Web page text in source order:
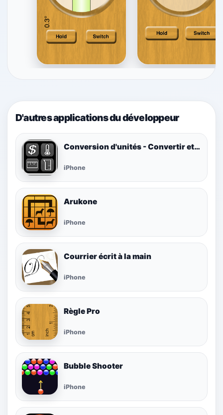
D'autres applications du développeur
Conversion d'unités - Convertir et Calculer
iPhone
Arukone
iPhone
Courrier écrit à la main
iPhone
Règle Pro
iPhone
Bubble Shooter
iPhone